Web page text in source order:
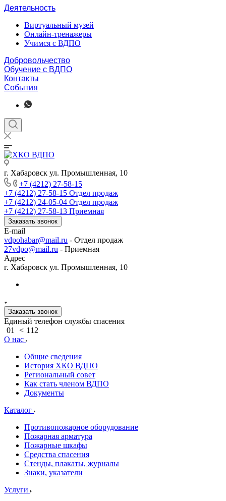
Деятельность
Виртуальный музей
Онлайн-тренажеры
Учимся с ВДПО
Добровольчество
Обучение с ВДПО
Контакты
События
г. Хабаровск ул. Промышленная, 10
+7 (4212) 27-58-15
+7 (4212) 27-58-15 Отдел продаж
+7 (4212) 24-05-04 Отдел продаж
+7 (4212) 27-58-13 Приемная
Заказать звонок
E-mail
vdpohabar@mail.ru - Отдел продаж
27vdpo@mail.ru - Приемная
Адрес
г. Хабаровск ул. Промышленная, 10
Заказать звонок
Единый телефон службы спасения
01
< 112
О нас
Общие сведения
История ХКО ВДПО
Региональный совет
Как стать членом ВДПО
Документы
Каталог
Противопожарное оборудование
Пожарная арматура
Пожарные шкафы
Средства спасения
Стенды, плакаты, журналы
Знаки, указатели
Услуги